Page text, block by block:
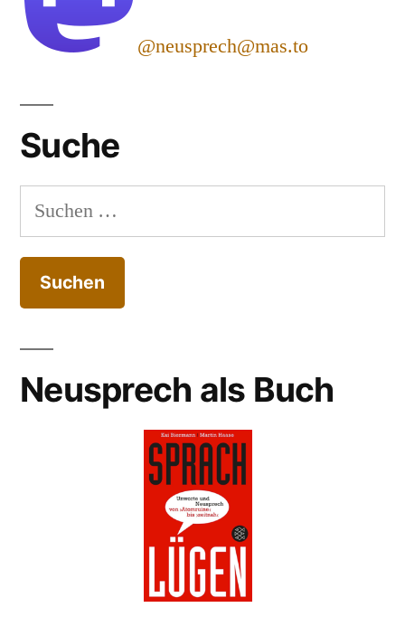
@neusprech@mas.to
Suche
Suchen
nach:
Neusprech als Buch